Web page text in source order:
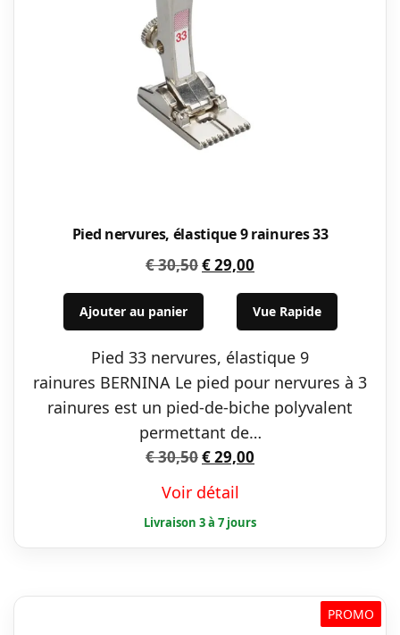
Pied nervures, élastique 9 rainures 33
€30,50Le
était :
€ 30,50.
€29,00
actuel
est :
€ 29,00.
Ajouter au panier Vue Rapide
Pied 33 nervures, élastique 9
rainures BERNINA Le pied pour nervures à 3
rainures est un pied-de-biche polyvalent
permettant de…
€30,50Le
initial
était :
€ 30,50.
€29,00
est :
€ 29,00.
Voir détail
PROMO